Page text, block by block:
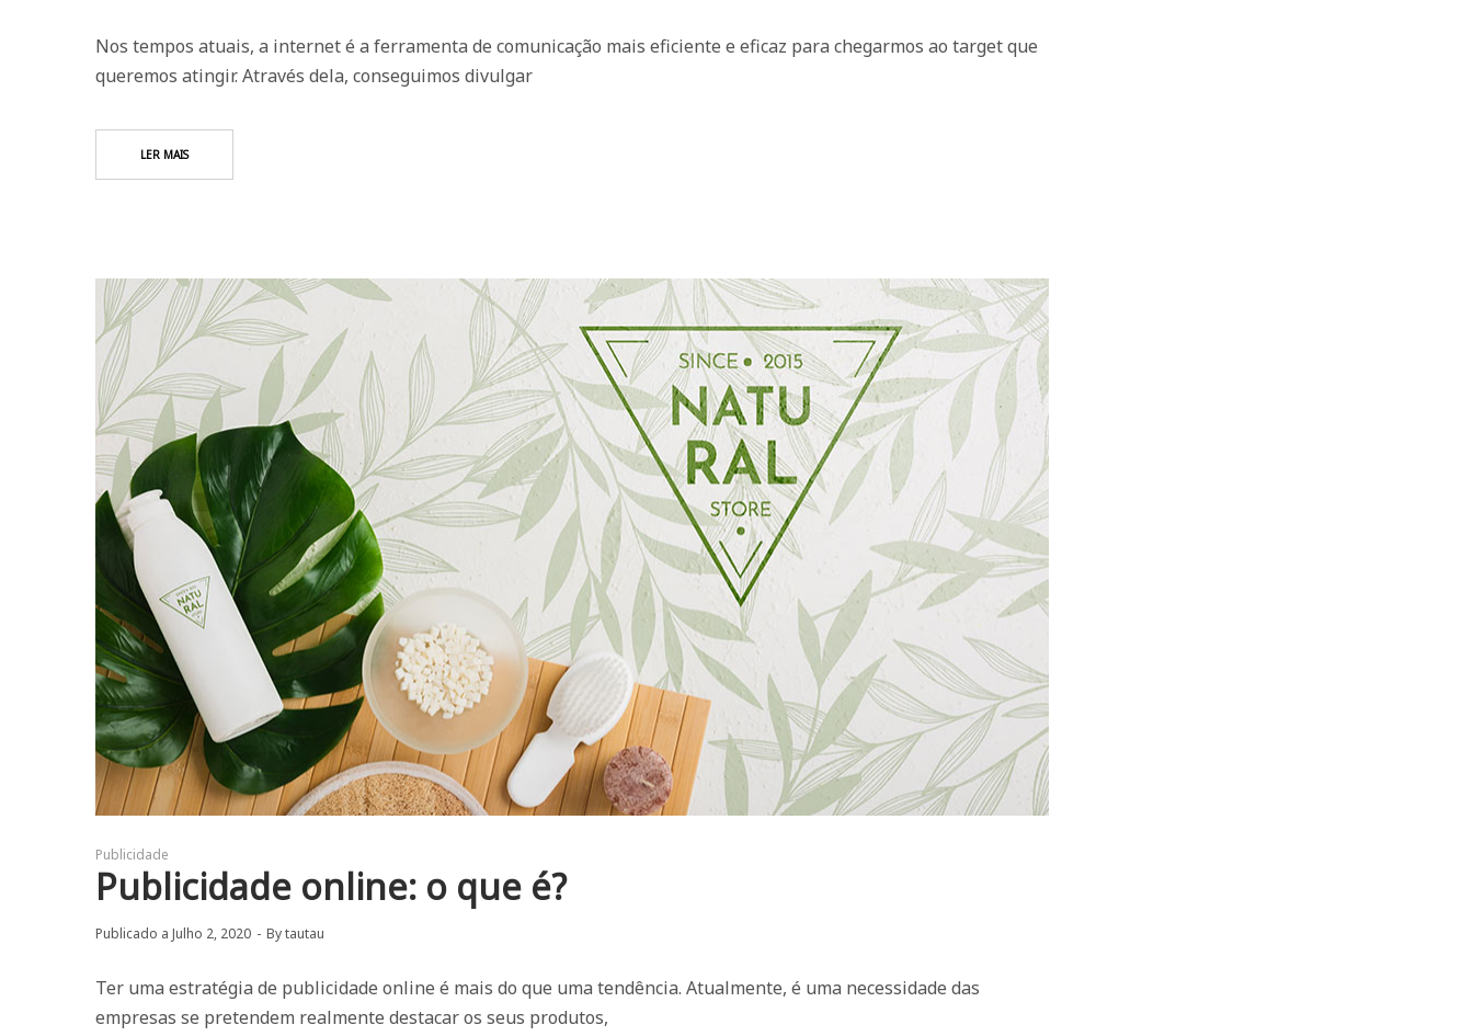
Nos tempos atuais, a internet é a ferramenta de comunicação mais eficiente e eficaz para chegarmos ao target que
queremos atingir. Através dela, conseguimos divulgar
LER MAIS
Publicidade
Publicidade online: o que é?
Publicado a Julho 2, 2020 Bytautau
Ter uma estratégia de publicidade online é mais do que uma tendência. Atualmente, é uma necessidade das
empresas se pretendem realmente destacar os seus produtos,